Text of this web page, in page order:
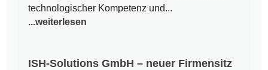
technologischer Kompetenz und...
...weiterlesen
ISH-Solutions GmbH – neuer Firmensitz